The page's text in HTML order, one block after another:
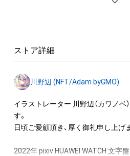
・本アイテムに関する創作物(画像
産権(それらの権利を取得し、又は
作権を有する方、著作隣接権の権利
けている者によって保護されていま
を保有していたとしても、本アイ
知的財産権を有することを意味しま
・本アイテムの著作権を有する方、
アイテムの保有者が有する権利」の
ストア詳細
川野辺 (NFT/Adam byGMO)
イラストレーター 川野辺（カワノベ
す。
日頃ご愛顧頂き、厚く御礼申し上げ
2022年 pixiv HUAWEI WATCH 文字